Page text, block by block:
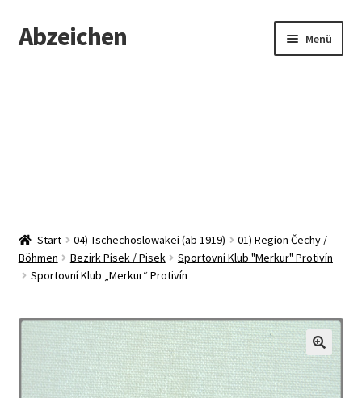
Zur
Navigation
Zum
Inhalt
Abzeichen Menü
Start 04) Tschechoslowakei (ab 1919)
01) Region Čechy /
Böhmen
Bezirk Písek / Pisek
Sportovní Klub "Merkur" Protivín
Sportovní Klub „Merkur“ Protivín